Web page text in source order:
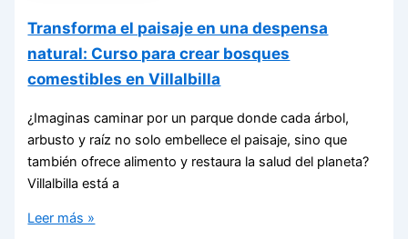
Transforma el paisaje en una despensa
natural: Curso para crear bosques
comestibles en Villalbilla
¿Imaginas caminar por un parque donde cada árbol,
arbusto y raíz no solo embellece el paisaje, sino que
también ofrece alimento y restaura la salud del planeta?
Villalbilla está a
Leer más »